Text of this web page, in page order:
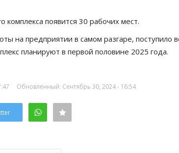
комплекса появится 30 рабочих мест.
на предприятии в самом разгаре, поступило
планируют в первой половине 2025 года.
Обновленный: Сентябрь 30, 2024 - 16:54